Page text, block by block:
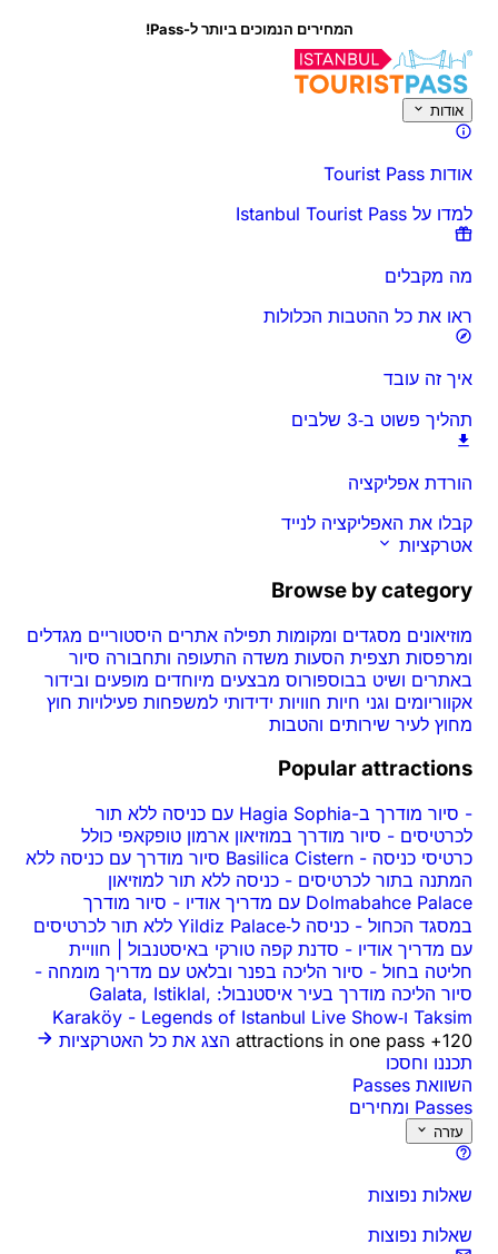
המחירים הנמוכים ביותר ל-Pass!
אודות
אודות Tourist Pass
למדו על Istanbul Tourist Pass
מה מקבלים
ראו את כל ההטבות הכלולות
איך זה עובד
תהליך פשוט ב‑3 שלבים
הורדת אפליקציה
קבלו את האפליקציה לנייד
אטרקציות
Browse by category
מוזיאונים מסגדים ומקומות תפילה אתרים היסטוריים מגדלים
ומרפסות תצפית הסעות משדה התעופה ותחבורה סיור
באתרים ושיט בבוספורוס מבצעים מיוחדים מופעים ובידור
אקווריומים וגני חיות חוויות ידידותי למשפחות פעילויות חוץ
מחוץ לעיר שירותים והטבות
Popular attractions
-
סיור מודרך ב-Hagia Sophia עם כניסה ללא תור
לכרטיסים - סיור מודרך במוזיאון ארמון טופקאפי כולל
כרטיסי כניסה -
Basilica Cistern סיור מודרך עם כניסה ללא
המתנה בתור לכרטיסים - כניסה ללא תור למוזיאון
Dolmabahce Palace עם מדריך אודיו
- סיור מודרך
במסגד הכחול -
כניסה ל‑Yildiz Palace ללא תור לכרטיסים
עם מדריך אודיו - סדנת קפה טורקי באיסטנבול | חוויית
חליטה בחול - סיור הליכה בפנר ובלאט עם מדריך מומחה -
סיור הליכה מודרך בעיר איסטנבול: Galata, Istiklal,
Taksim ו‑Karaköy
- Legends of Istanbul Live Show
120+ attractions in one pass
הצג את כל האטרקציות
תכננו וחסכו
השוואת Passes
Passes ומחירים
עזרה
שאלות נפוצות
שאלות נפוצות
סקירה כללית זמנים ומשך הכל על דע לפני שאתה הולך